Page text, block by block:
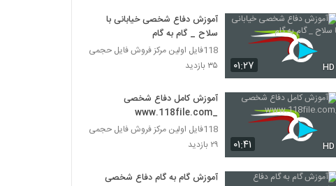
۰۱:۲۷ HD
آموزش دفاع شخصی خیابانی با
سلاح _ گام به گام
118فایل اولین مرکز فروش فایل حجمی
۳۵ بازدید
۰۱:۴۱ HD
آموزش کامل دفاع شخصی
_www.118file.com
118فایل اولین مرکز فروش فایل حجمی
۲۹ بازدید
آموزش گام به گام دفاع شخصی